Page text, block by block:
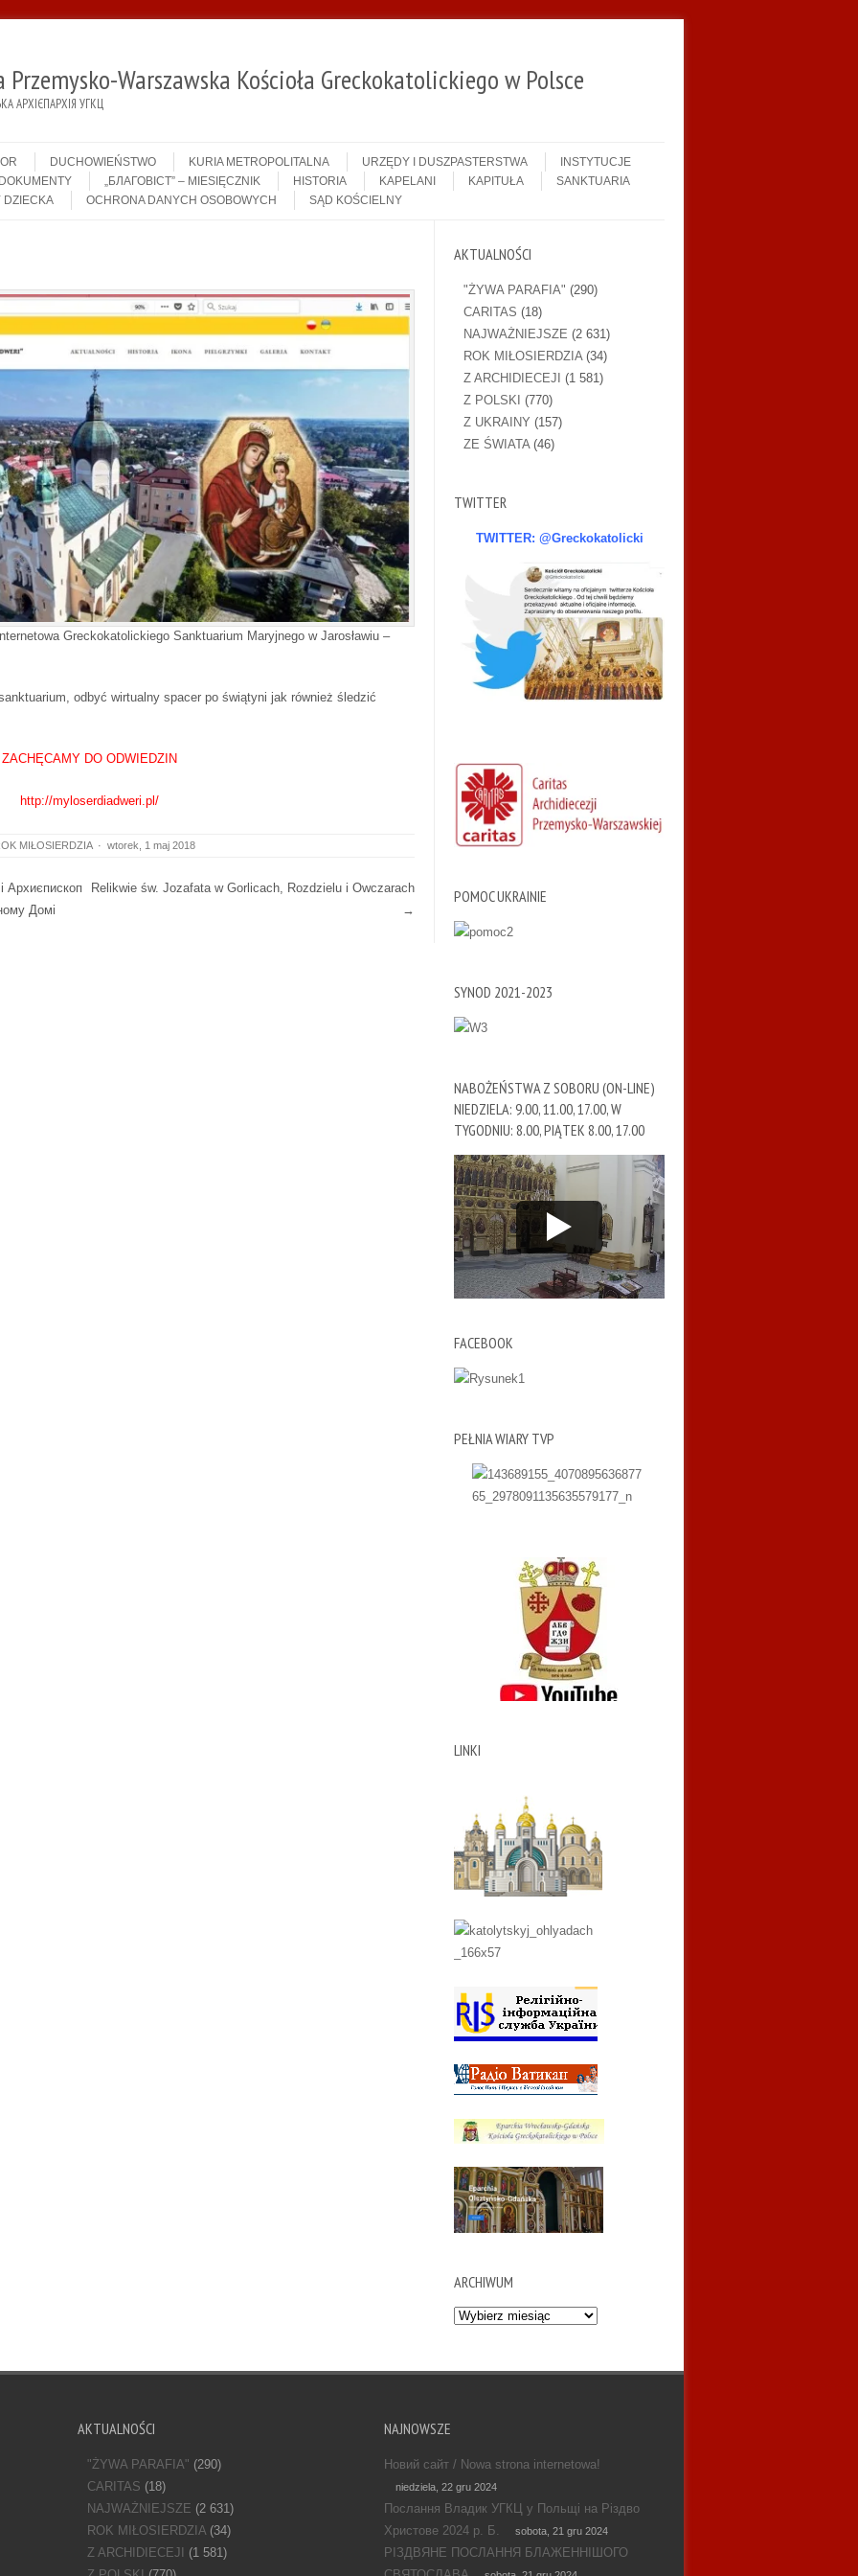
Warszawska Kościoła Greckokatolickiego w Polsce
АРХІЄПАРХІЯ УГКЦ
DUCHOWIEŃSTWO KURIA METROPOLITALNA URZĘDY I DUSZPASTERSTWA
INSTYTUCJE
DOKUMENTY „БЛАГОВІСТ” – MIESIĘCZNIK HISTORIA KAPELANI KAPITUŁA
SANKTUARIA
DZIECKA OCHRONA DANYCH OSOBOWYCH SĄD KOŚCIELNY
Greckokatolickiego Sanktuarium Maryjnego w Jarosławiu –
odbyć wirtualny spacer po świątyni jak również śledzić
ZACHĘCAMY DO ODWIEDZIN
http://myloserdiadweri.pl/
MIŁOSIERDZIA · wtorek, 1 maj 2018
Архиєпископ
Домі
Relikwie św. Jozafata w Gorlicach, Rozdzielu i Owczarach
→
AKTUALNOŚCI
"ŻYWA PARAFIA" (290)
CARITAS (18)
NAJWAŻNIEJSZE (2 631)
ROK MIŁOSIERDZIA(34)
Z ARCHIDIECEJI (1 581)
Z POLSKI (770)
Z UKRAINY (157)
ZE ŚWIATA(46)
TWITTER
TWITTER: @Greckokatolicki
POMOC UKRAINIE
SYNOD 2021-2023
NABOŻEŃSTWA Z SOBORU (ON-LINE)
NIEDZIELA: 9.00, 11.00, 17.00, W
TYGODNIU: 8.00, PIĄTEK 8.00, 17.00
FACEBOOK
PEŁNIA WIARY TVP
LINKI
ARCHIWUM
Archiwum
AKTUALNOŚCI
"ŻYWA PARAFIA" (290)
CARITAS (18)
NAJWAŻNIEJSZE (2 631)
ROK MIŁOSIERDZIA(34)
Z ARCHIDIECEJI
(1 581)
NAJNOWSZE
Новий сайт / Nowa strona internetowa!
niedziela, 22 gru 2024
Послання Владик УГКЦ у Польщі на Різдво
Христове 2024 р. Б.
sobota, 21 gru 2024
РІЗДВЯНЕ ПОСЛАННЯ БЛАЖЕННІШОГО